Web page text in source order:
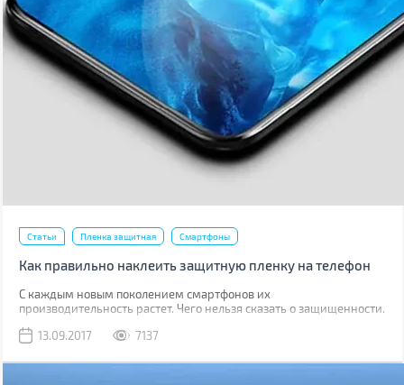
Статьи Пленка защитная Смартфоны
Как правильно наклеить защитную пленку на телефон
С каждым новым поколением смартфонов их
производительность растет. Чего нельзя сказать о защищенности.
водонепроницаемость, но все также уязвимы к механическим
13.09.2017 7137